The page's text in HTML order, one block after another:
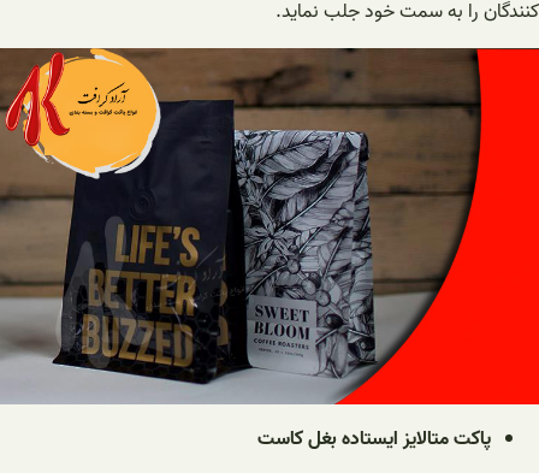
کنندگان را به سمت خود جلب نماید.
پاکت متالایز ایستاده بغل کاست